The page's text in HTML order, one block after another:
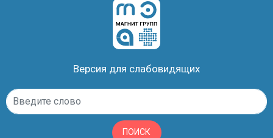
Версия для слабовидящих
ПОИСК